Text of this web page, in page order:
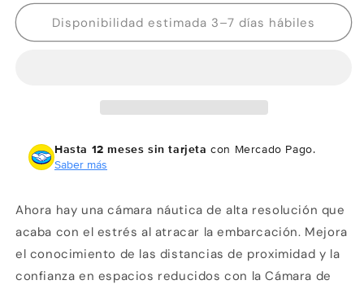
para
Garmin
Cámara
245
para
Garmin
Cámara
Disponibilidad estimada 3–7 días hábiles
Hasta 12 meses sin tarjeta con Mercado Pago.
Saber más
Ahora hay una cámara náutica de alta resolución que
acaba con el estrés al atracar la embarcación. Mejora
el conocimiento de las distancias de proximidad y la
confianza en espacios reducidos con la Cámara de